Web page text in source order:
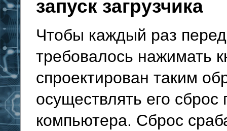
запуск загрузчика
Чтобы каждый раз
требовалось нажимать
спроектирован таким
осуществлять его
компьютера. Сброс